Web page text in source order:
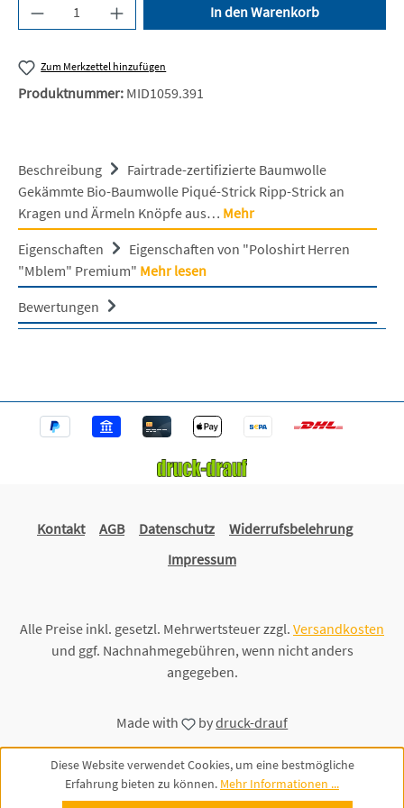
Produkt Anzahl: Gib den gewünschten Wert
In den Warenkorb
Zum Merkzettel hinzufügen
Produktnummer: MID1059.391
Beschreibung
Fairtrade-zertifizierte Baumwolle
Gekämmte Bio-Baumwolle Piqué-Strick Ripp-Strick an
Kragen und Ärmeln Knöpfe aus… Mehr
Eigenschaften
Eigenschaften von "Poloshirt Herren
"Mblem" Premium" Mehr lesen
Bewertungen
Kontakt AGB Datenschutz
Widerrufsbelehrung
Impressum
Alle Preise inkl. gesetzl. Mehrwertsteuer zzgl. Versandkosten
und ggf. Nachnahmegebühren, wenn nicht anders
angegeben.
Made with bydruck-drauf
Diese Website verwendet Cookies, um eine bestmögliche
Erfahrung bieten zu können. Mehr Informationen ...